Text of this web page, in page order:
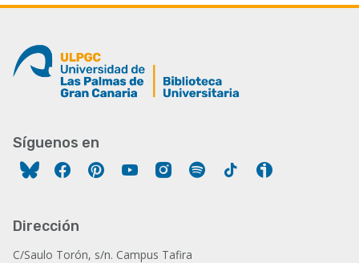
Síguenos en
FacebookPinterestYouTubeInstagram
Spotify Tiktok
Dirección
C/Saulo Torón, s/n. Campus Tafira